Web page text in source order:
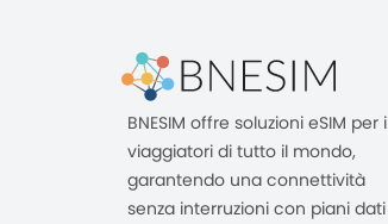
BNESIM offre soluzioni eSIM per i
viaggiatori di tutto il mondo,
garantendo una connettività
senza interruzioni con piani dati